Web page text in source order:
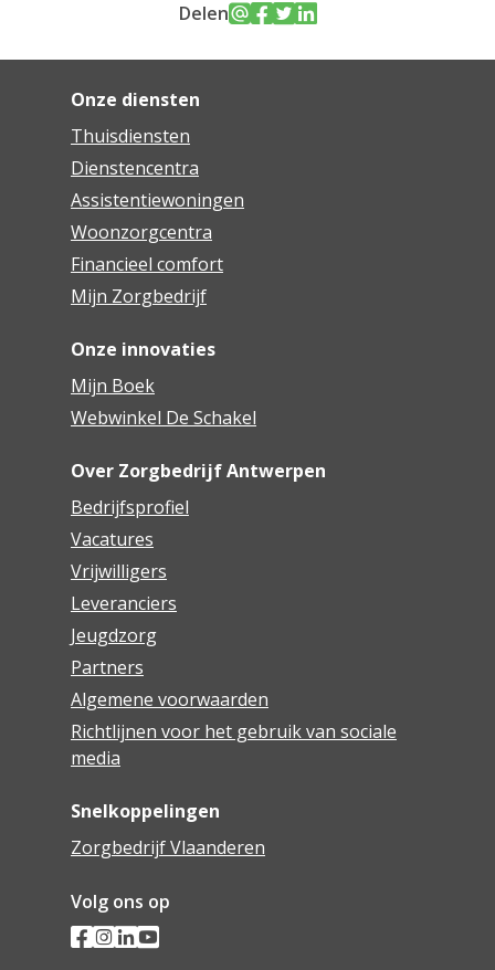
Delen
Onze diensten
Thuisdiensten
Dienstencentra
Assistentiewoningen
Woonzorgcentra
Financieel comfort
Mijn Zorgbedrijf
Onze innovaties
Mijn Boek
Webwinkel De Schakel
Over Zorgbedrijf Antwerpen
Bedrijfsprofiel
Vacatures
Vrijwilligers
Leveranciers
Jeugdzorg
Partners
Algemene voorwaarden
Richtlijnen voor het gebruik van sociale
media
Snelkoppelingen
Zorgbedrijf Vlaanderen
Volg ons op